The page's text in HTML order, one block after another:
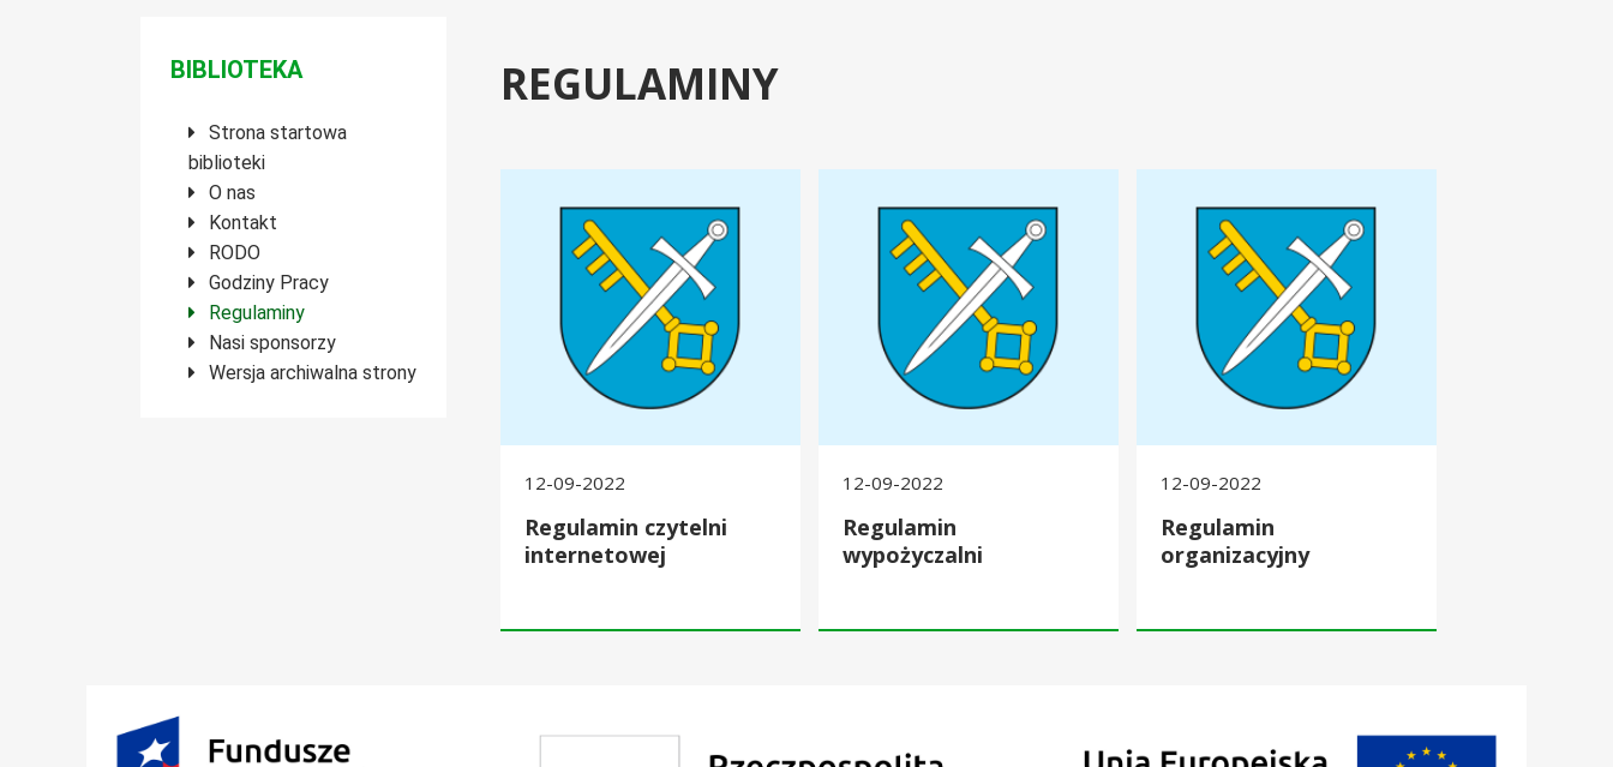
Menu boczne
BIBLIOTEKA
Strona startowa
biblioteki
O nas
Kontakt
RODO
Godziny Pracy
Regulaminy
Nasi sponsorzy
Wersja archiwalna strony
REGULAMINY
12-09-2022
Regulamin czytelni
internetowej
12-09-2022
Regulamin
wypożyczalni
12-09-2022
Regulamin
organizacyjny